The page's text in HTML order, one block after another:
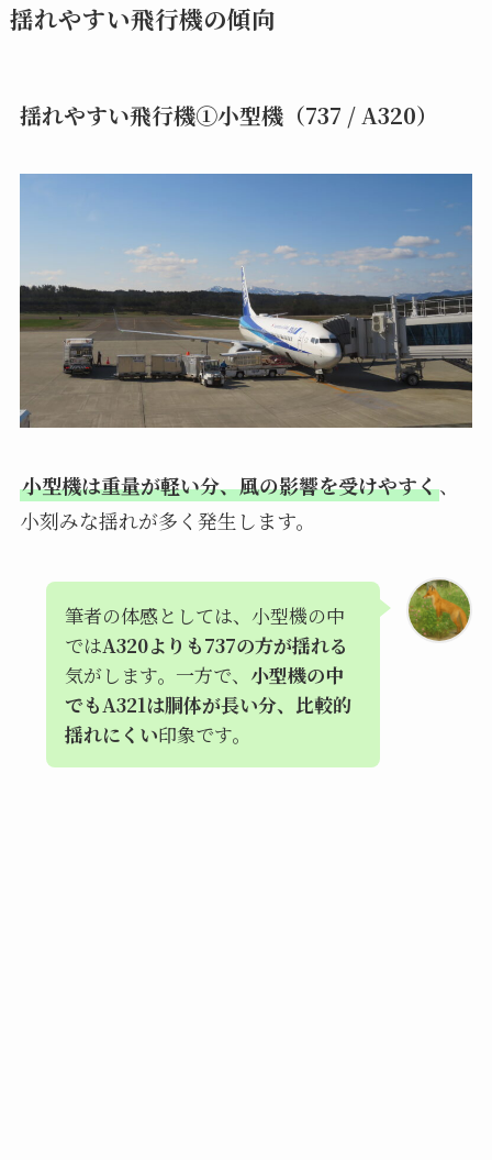
揺れやすい飛行機の傾向
揺れやすい飛行機①小型機（737 / A320）
小型機は重量が軽い分、風の影響を受けやすく、
小刻みな揺れが多く発生します。
筆者の体感としては、小型機の中
ではA320よりも737の方が揺れる
気がします。一方で、 小型機の中
でもA321は胴体が長い分、比較的
揺れにくい印象です。